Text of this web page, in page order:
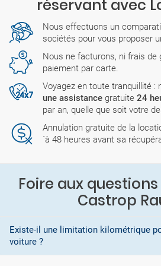
réservant avec
Nous effectuons un
sociétés pour vous proposer
Nous ne facturons, ni frais de
paiement par carte.
Voyagez en toute tranquillité :
une assistance gratuite 24
par an, quelle que soit votre
Annulation gratuite de la
´à 48 heures avant sa
Foire aux
Castrop
Existe-il une limitation kilométrique
voiture ?